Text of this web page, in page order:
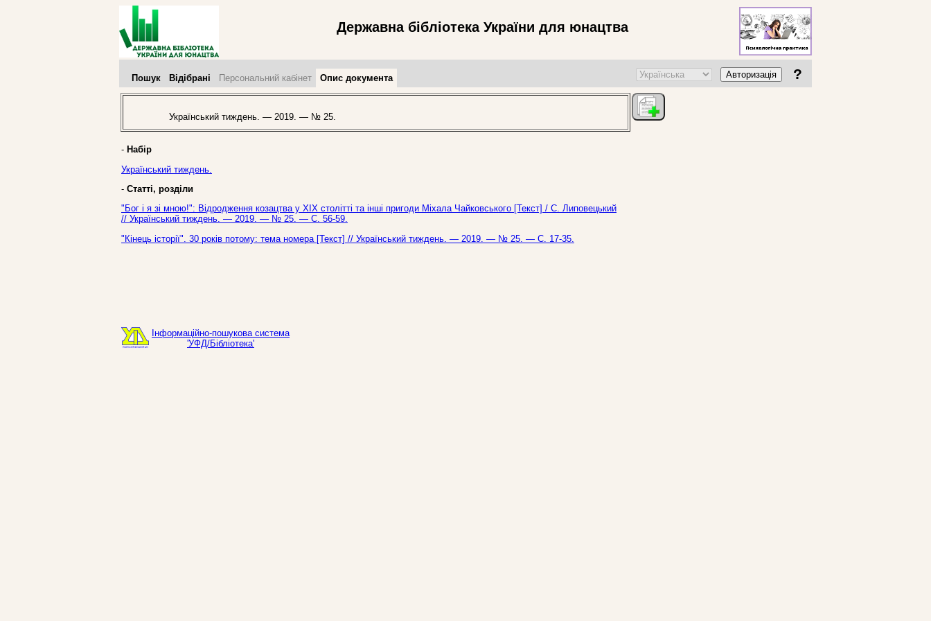
Державна бібліотека України для юнацтва
Пошук Відібрані Персональний кабінет Опис документа Авторизація ?
Український тиждень. — 2019. — № 25.
- Набір
Український тиждень.
- Статті, розділи
"Бог і я зі мною!": Відродження козацтва у ХІХ столітті та інші пригоди Міхала Чайковського [Текст] / С. Липовецький
// Український тиждень. — 2019. — № 25. — С. 56-59.
"Кінець історії". 30 років потому: тема номера [Текст] // Український тиждень. — 2019. — № 25. — С. 17-35.
Інформаційно-пошукова система
'УФД/Бібліотека'